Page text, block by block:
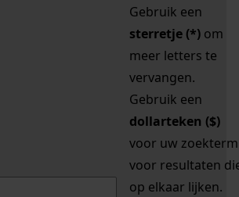
Gebruik een
sterretje (*) om
meer letters te
vervangen.
Gebruik een
dollarteken ($)
voor uw zoekterm
voor resultaten
op elkaar lijken.